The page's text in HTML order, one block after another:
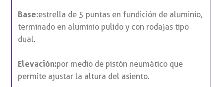
Base:estrella de 5 puntas en fundición de aluminio,
terminado en aluminio pulido y con rodajas tipo
dual.
Elevación:por medio de pistón neumático que
permite ajustar la altura del asiento.